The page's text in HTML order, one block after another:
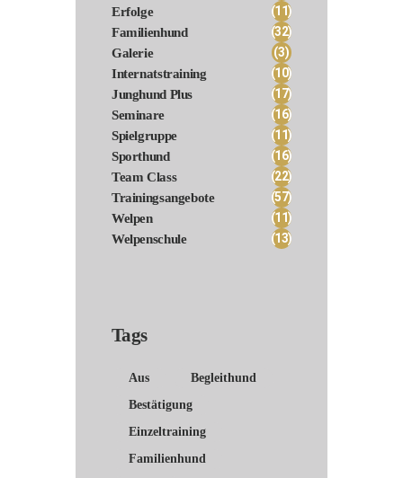
Erfolge (11)
Familienhund (32)
Galerie (3)
Internatstraining (10)
Junghund Plus (17)
Seminare (16)
Spielgruppe (11)
Sporthund (16)
Team Class (22)
Trainingsangebote (57)
Welpen (11)
Welpenschule (13)
Tags
Aus
Begleithund
Bestätigung
Einzeltraining
Familienhund